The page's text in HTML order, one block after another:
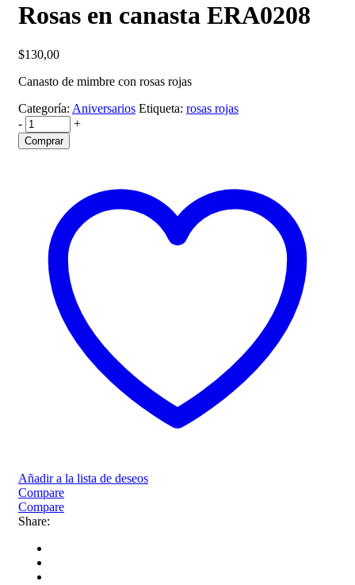
Rosas en canasta ERA0208
$130,00
Canasto de mimbre con rosas rojas
Categoría: Aniversarios Etiqueta: rosas rojas
-
+
Comprar
Añadir a la lista de deseos
Compare
Compare
Share: